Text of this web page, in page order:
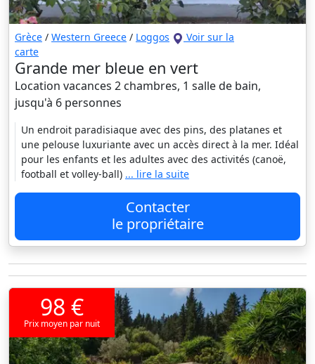
Grèce / Western Greece / Loggos
Voir sur la
carte
Grande mer bleue en vert
Location vacances 2 chambres, 1 salle de bain,
jusqu'à 6 personnes
Un endroit paradisiaque avec des pins, des platanes et
une pelouse luxuriante avec un accès direct à la mer. Idéal
pour les enfants et les adultes avec des activités (canoë,
football et volley-ball) ... lire la suite
Contacter
le propriétaire
98 €
Prix moyen par nuit